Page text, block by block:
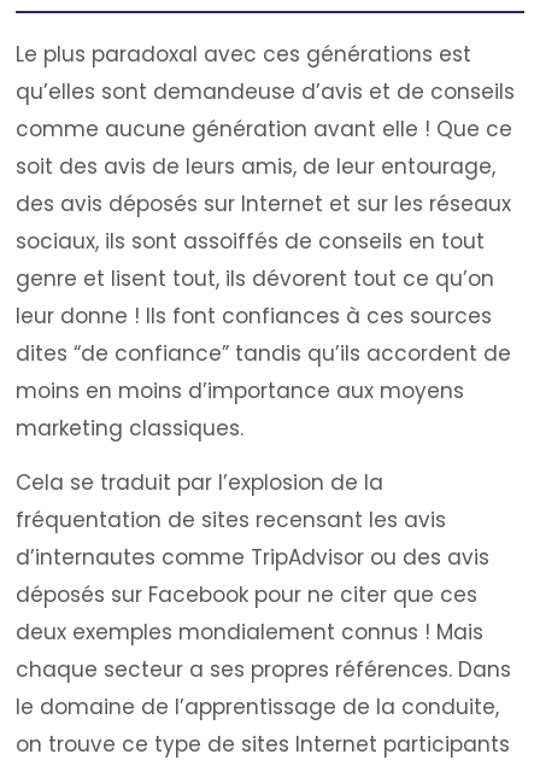
Le plus paradoxal avec ces générations est
qu’elles sont demandeuse d’avis et de conseils
comme aucune génération avant elle ! Que ce
soit des avis de leurs amis, de leur entourage,
des avis déposés sur Internet et sur les réseaux
sociaux, ils sont assoiffés de conseils en tout
genre et lisent tout, ils dévorent tout ce qu’on
leur donne ! Ils font confiances à ces sources
dites “de confiance” tandis qu’ils accordent de
moins en moins d’importance aux moyens
marketing classiques.
Cela se traduit par l’explosion de la
fréquentation de sites recensant les avis
d’internautes comme TripAdvisor ou des avis
déposés sur Facebook pour ne citer que ces
deux exemples mondialement connus ! Mais
chaque secteur a ses propres références. Dans
le domaine de l’apprentissage de la conduite,
on trouve ce type de sites Internet participants